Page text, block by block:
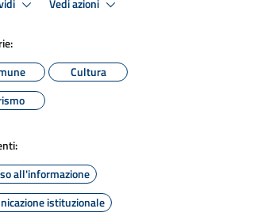
Vedi azioni
Cultura
all'informazione
istituzionale